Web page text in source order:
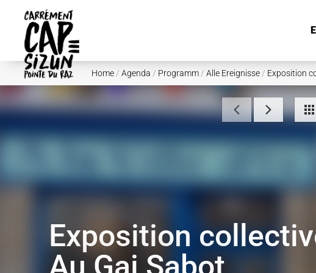
Home / Agenda / Programm / Alle Ereignisse / Exposition
Exposition